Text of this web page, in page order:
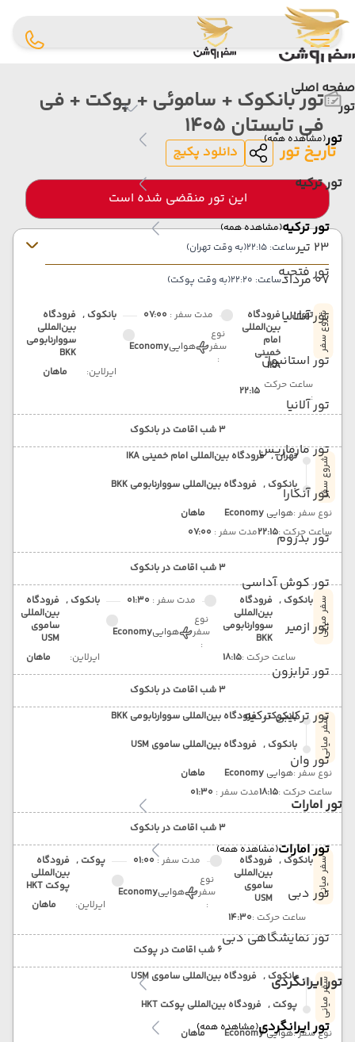
صفحه اصلی
تور
تور(مشاهده همه)
تور ترکیه
تور ترکیه(مشاهده همه)
تور فتحیه
تور آنتالیا
تور استانبول
تور آلانیا
تور مارماریس
تور آنکارا
تور بدروم
تور کوش آداسی
تور ازمیر
تور ترابزون
تور ترکیبی ترکیه
تور وان
تور امارات
تور امارات(مشاهده همه)
تور دبی
تور نمایشگاهی دبی
تور ایرانگردی
تور ایرانگردی(مشاهده همه)
تور بانکوک + ساموئی + پوکت + فی
فی تابستان 1405
تاریخ تور دانلود پکیج
این تور منقضی شده است
23 تیر ساعت: 22:15 (به وقت تهران)
07 مرداد ساعت: 22:20 (به وقت پوکت)
شروع سفرتهران , فرودگاه
بین‌المللی
امام
خمینی
IKA
ساعت حرکت
:
22:15
مدت سفر : 07:00
نوع
سفر
:
هواییEconomy
بانکوک , فرودگاه
بین‌المللی
سووارنابومی
BKK
ایرلاین:
ماهان
3 شب اقامت در بانکوک
شروع سفر تهران , فرودگاه بین‌المللی امام خمینی IKA
بانکوک , فرودگاه بین‌المللی سووارنابومی BKK
نوع سفر :هوایی
ماهان
ساعت حرکت :22:15مدت سفر : 07:00
3 شب اقامت در بانکوک
سفر میانیبانکوک , فرودگاه
بین‌المللی
سووارنابومی
BKK
ساعت حرکت :18:15
مدت سفر : 01:30
نوع
سفر
:
هواییEconomy
بانکوک , فرودگاه
بین‌المللی
ساموی
USM
ایرلاین:
ماهان
3 شب اقامت در بانکوک
سفر میانی بانکوک , فرودگاه بین‌المللی سووارنابومی BKK
بانکوک , فرودگاه بین‌المللی ساموی USM
نوع سفر :هوایی
ماهان
ساعت حرکت :18:15مدت سفر : 01:30
3 شب اقامت در بانکوک
سفر میانی بانکوک , فرودگاه
بین‌المللی
ساموی
USM
ساعت حرکت :14:30
مدت سفر :01:00
نوع
سفر
:
هواییEconomy
پوکت , فرودگاه
بین‌المللی
پوکت HKT
ایرلاین:
ماهان
6 شب اقامت در پوکت
سفر میانی بانکوک , فرودگاه بین‌المللی ساموی USM
پوکت , فرودگاه بین‌المللی پوکت HKT
نوع سفر :هواییEconomy
ماهان